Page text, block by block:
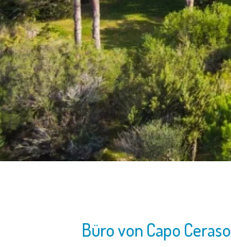
Büro von Capo Ceraso